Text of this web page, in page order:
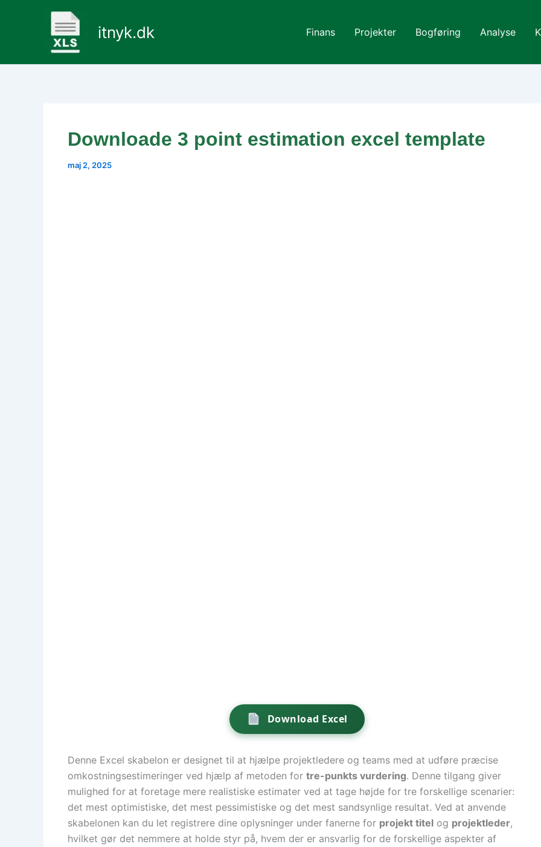
itnyk.dk Finans Projekter Bogføring Analyse
Downloade 3 point estimation excel template
maj 2, 2025
Download Excel
Denne Excel skabelon er designet til at hjælpe projektledere og teams med at udføre præcise
omkostningsestimeringer ved hjælp af metoden for tre-punkts vurdering. Denne tilgang giver
mulighed for at foretage mere realistiske estimater ved at tage højde for tre forskellige scenarier:
det mest optimistiske, det mest pessimistiske og det mest sandsynlige resultat. Ved at anvende
skabelonen kan du let registrere dine oplysninger under fanerne for projekt titel og projektleder,
hvilket gør det nemmere at holde styr på, hvem der er ansvarlig for de forskellige aspekter af